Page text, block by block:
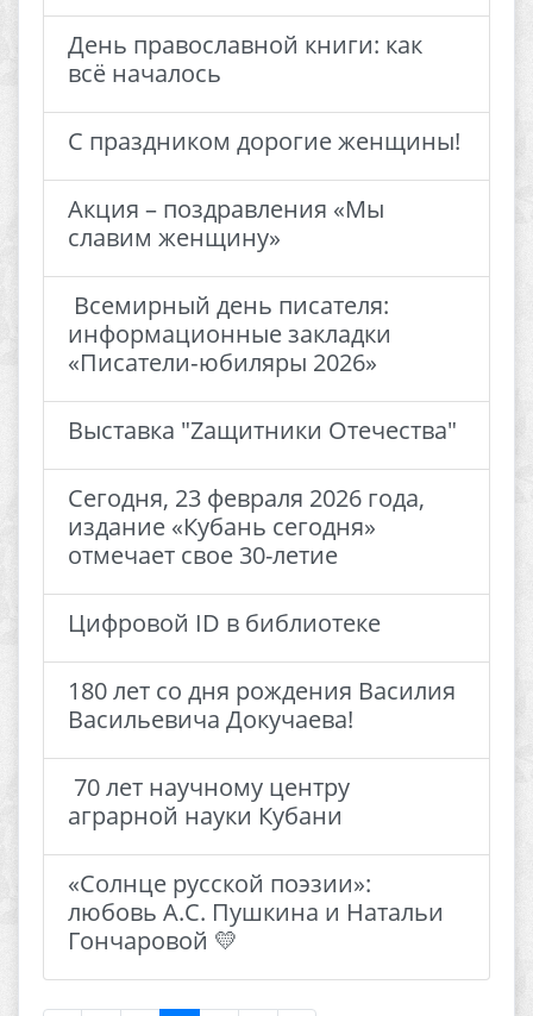
День православной книги: как
всё началось
С праздником дорогие женщины!
Акция – поздравления «Мы
славим женщину»
​ Всемирный день писателя:
информационные закладки
«Писатели‑юбиляры 2026» ​
Выставка "Zащитники Отечества"
Сегодня, 23 февраля 2026 года,
издание «Кубань сегодня»
отмечает свое 30-летие
Цифровой ID в библиотеке
180 лет со дня рождения Василия
Васильевича Докучаева!
​ 70 лет научному центру
аграрной науки Кубани ​
«Солнце русской поэзии»:
любовь А.С. Пушкина и Натальи
Гончаровой 💛